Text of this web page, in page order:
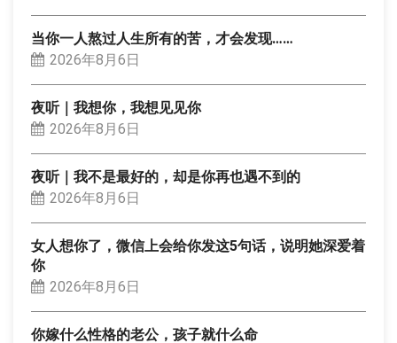
当你一人熬过人生所有的苦，才会发现……
2026年8月6日
夜听｜我想你，我想见见你
2026年8月6日
夜听｜我不是最好的，却是你再也遇不到的
2026年8月6日
女人想你了，微信上会给你发这5句话，说明她深爱着
你
2026年8月6日
你嫁什么性格的老公，孩子就什么命